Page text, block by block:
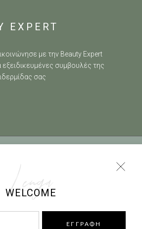
Lenga
WELCOME
ΕΓΓΡΑΦΗ
EXPERT
με την Beauty Expert
εξειδικευμένες συμβουλές της
σας
| 0030 2229068102